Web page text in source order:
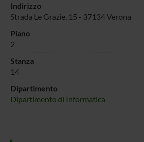
Indirizzo
Strada Le Grazie, 15 - 37134 Verona
Piano
2
Stanza
14
Dipartimento
Dipartimento di Informatica